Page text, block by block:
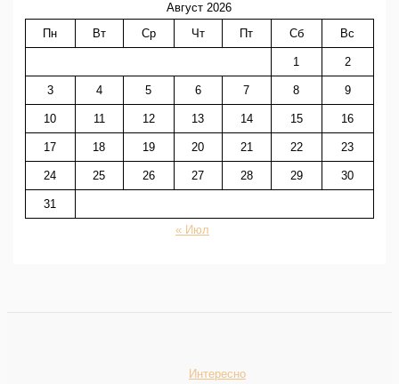
Август 2026
Пн
Вт Ср Чт Пт Сб Вс
1 2
3 4 5 6 7 8 9
10 11 12 13 14 15 16
17 18 19 20 21 22 23
24 25 26 27 28 29 30
31
« Июл
Интересно